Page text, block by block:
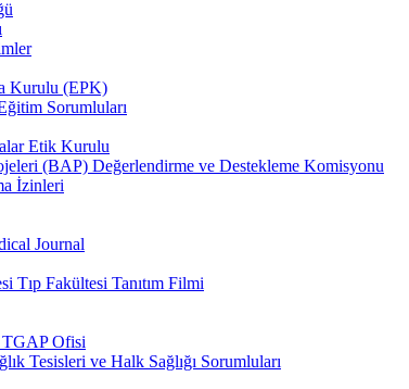
Kurulu (EPK)
Sorumluları
Etik Kurulu
(BAP) Değerlendirme ve Destekleme Komisyonu
İzinleri
Journal
Tıp Fakültesi Tanıtım Filmi
TGAP Ofisi
Tesisleri ve Halk Sağlığı Sorumluları